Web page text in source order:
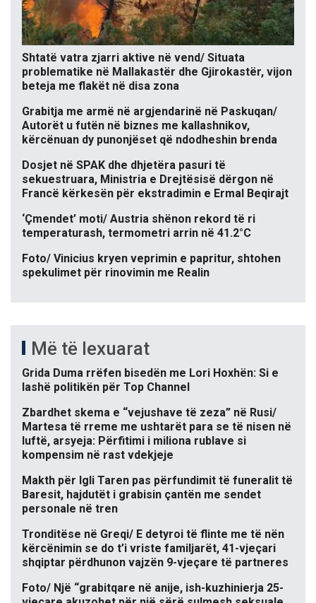
Shtatë vatra zjarri aktive në vend/ Situata
problematike në Mallakastër dhe Gjirokastër, vijon
beteja me flakët në disa zona
Grabitja me armë në argjendarinë në Paskuqan/
Autorët u futën në biznes me kallashnikov,
kërcënuan dy punonjëset që ndodheshin brenda
Dosjet në SPAK dhe dhjetëra pasuri të
sekuestruara, Ministria e Drejtësisë dërgon në
Francë kërkesën për ekstradimin e Ermal Beqirajt
‘Çmendet’ moti/ Austria shënon rekord të ri
temperaturash, termometri arrin në 41.2°C
Foto/ Vinicius kryen veprimin e papritur, shtohen
spekulimet për rinovimin me Realin
Më të lexuarat
Grida Duma rrëfen bisedën me Lori Hoxhën: Si e
lashë politikën për Top Channel
Zbardhet skema e “vejushave të zeza” në Rusi/
Martesa të rreme me ushtarët para se të nisen në
luftë, arsyeja: Përfitimi i miliona rublave si
kompensim në rast vdekjeje
Makth për Igli Taren pas përfundimit të funeralit të
Baresit, hajdutët i grabisin çantën me sendet
personale në tren
Tronditëse në Greqi/ E detyroi të flinte me të nën
kërcënimin se do t’i vriste familjarët, 41-vjeçari
shqiptar përdhunon vajzën 9-vjeçare të partneres
Foto/ Një “grabitqare në anije, ish-kuzhinierja 25-